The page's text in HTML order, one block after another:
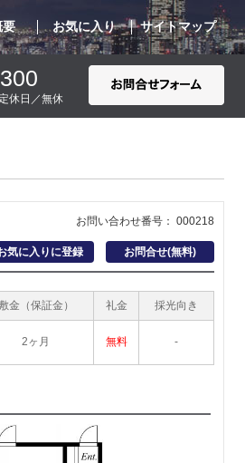
要 お気に入り サイトマップ
休日／無休
お問い合わせ番号： 000218
気に入りに登録 お問合せ(無料)
敷金（保証金） 礼金 採光向き
2ヶ月 無料 -